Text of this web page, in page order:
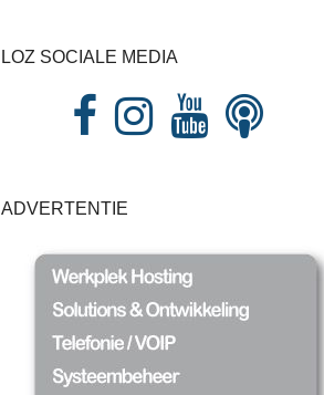
LOZ SOCIALE MEDIA
ADVERTENTIE